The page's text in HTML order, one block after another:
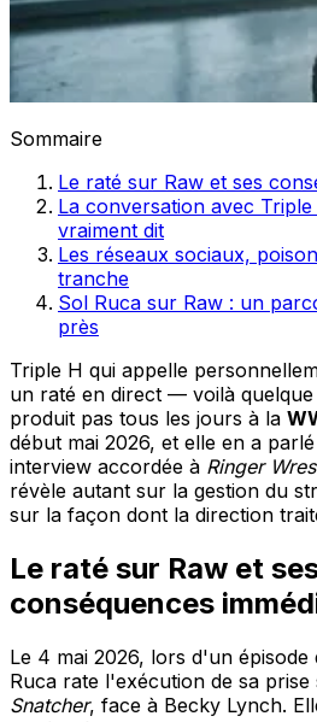
Sommaire
Le raté sur Raw et ses
La conversation avec
vraiment dit
Les réseaux sociaux,
tranche
Sol Ruca sur Raw : un
près
Triple H qui appelle
un raté en direct — voilà
produit pas tous les jours à la
début mai 2026, et elle en a
interview accordée à Ringer
révèle autant sur la gestion du
sur la façon dont la direction
Le raté sur Raw et
conséquences
Le 4 mai 2026, lors d'un épisode
Ruca rate l'exécution de sa prise
Snatcher, face à Becky Lynch.